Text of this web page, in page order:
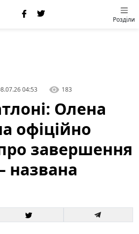
Розділи
04:53 183
Олена
офіційно
завершення
названа